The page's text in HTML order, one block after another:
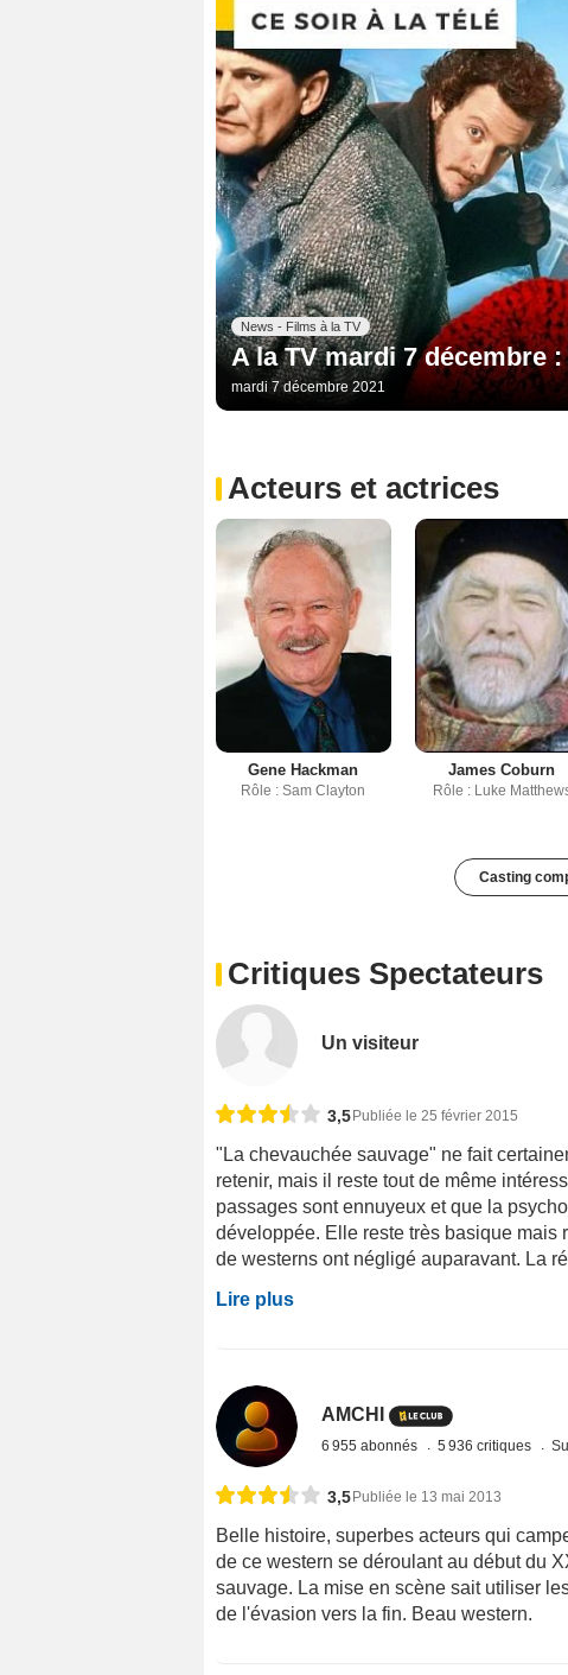
News - Films à la TV
A la TV mardi 7 décembre
mardi 7 décembre 2021
Acteurs et actrices
Gene Hackman
Rôle : Sam Clayton
James Coburn
Rôle : Luke
Casting
Critiques Spectateurs
Un visiteur
3,5Publiée le 25 février 2015
"La chevauchée sauvage" ne fait
retenir, mais il reste tout de même
passages sont ennuyeux et que la
développée. Elle reste très basique mais
de westerns ont négligé auparavant. La
Lire plus
AMCHI
6 955 abonnés 5 936 critiques
3,5Publiée le 13 mai 2013
Belle histoire, superbes acteurs qui
de ce western se déroulant au début du
sauvage. La mise en scène sait utiliser
de l'évasion vers la fin. Beau western.